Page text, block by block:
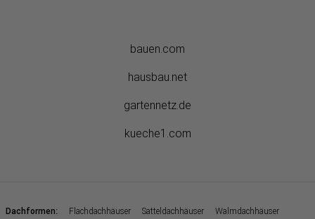
bauen.com
hausbau.net
gartennetz.de
kueche1.com
Dachformen: Flachdachhäuser Satteldachhäuser Walmdachhäuser